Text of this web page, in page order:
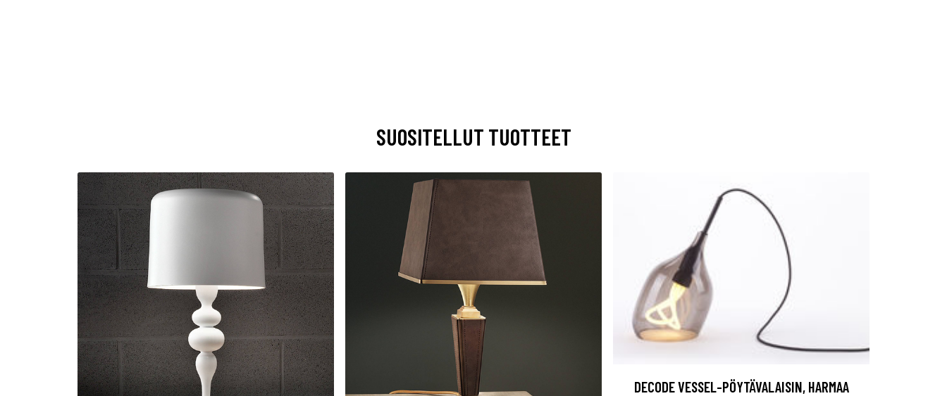
SUOSITELLUT TUOTTEET
DECODE VESSEL-PÖYTÄVALAISIN, HARMAA